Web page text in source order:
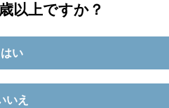
以上ですか？
はい
いえ